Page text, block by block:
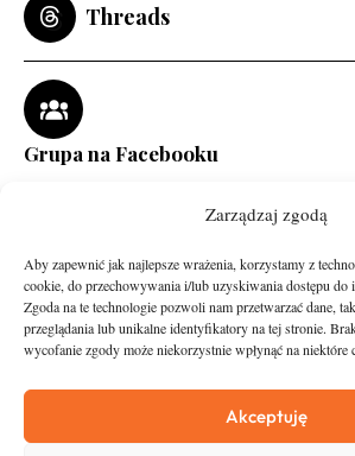
Zarządzaj zgodą
Aby zapewnić jak najlepsze wrażenia, korzystamy z
cookie, do przechowywania i/lub uzyskiwania dostępu do
Zgoda na te technologie pozwoli nam przetwarzać dane,
przeglądania lub unikalne identyfikatory na tej stronie.
wycofanie zgody może niekorzystnie wpłynąć na niektóre
Akceptuję
Threads
Grupa na Facebooku
Asfalt
O nas
Zostań